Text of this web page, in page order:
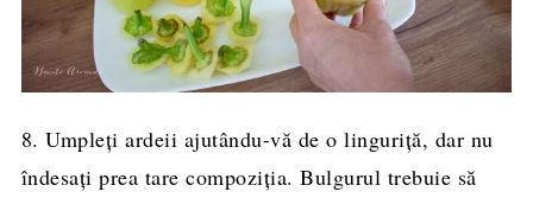
8. Umpleți ardeii ajutându-vă de o linguriță, dar nu
îndesați prea tare compoziția. Bulgurul trebuie să